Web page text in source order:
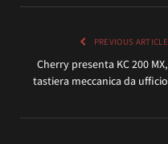
PREVIOUS ARTICLE
Cherry presenta KC 200 MX,
tastiera meccanica da ufficio